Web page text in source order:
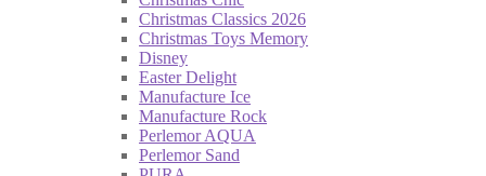
Christmas Classics 2026
Christmas Toys Memory
Disney
Easter Delight
Manufacture Ice
Manufacture Rock
Perlemor AQUA
Perlemor Sand